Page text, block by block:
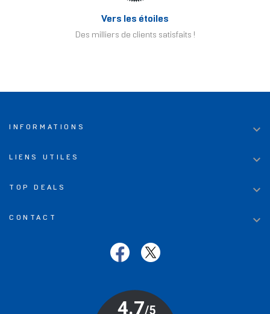
Vers les étoiles
Des milliers de clients satisfaits !
INFORMATIONS 
LIENS UTILES 
TOP DEALS 
CONTACT 